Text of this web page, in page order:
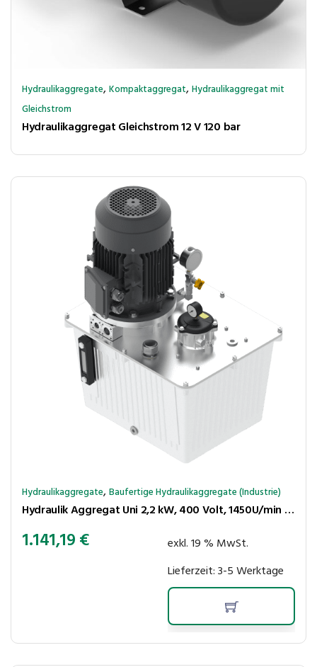
Hydraulikaggregate,Kompaktaggregat,Hydraulikaggregat mit
Gleichstrom
Hydraulikaggregat Gleichstrom 12 V 120 bar
Hydraulikaggregate,Baufertige Hydraulikaggregate (Industrie)
Hydraulik Aggregat Uni 2,2 kW, 400 Volt, 1450U/min ohne Cetop
1.141,19€
exkl. 19 % MwSt.
Lieferzeit:3-5 Werktage